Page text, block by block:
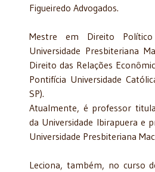
Figueiredo Advogados.
Mestre em Direito
Universidade Presbiteriana
Direito das Relações
Pontifícia Universidade
SP).
Atualmente, é professor
da Universidade Ibirapuera e
Universidade Presbiteriana
Leciona, também, no curso